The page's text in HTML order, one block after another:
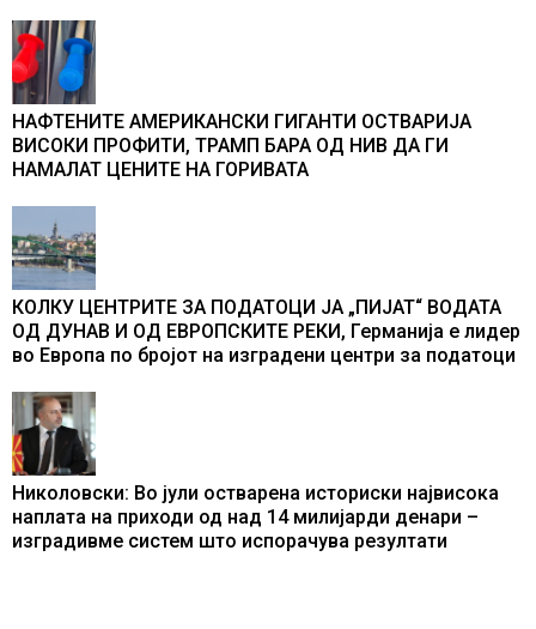
промени текот на историјата
НАФТЕНИТЕ АМЕРИКАНСКИ ГИГАНТИ ОСТВАРИЈА
ВИСОКИ ПРОФИТИ, ТРАМП БАРА ОД НИВ ДА ГИ
НАМАЛАТ ЦЕНИТЕ НА ГОРИВАТА
КОЛКУ ЦЕНТРИТЕ ЗА ПОДАТОЦИ ЈА „ПИЈАТ“ ВОДАТА
ОД ДУНАВ И ОД ЕВРОПСКИТЕ РЕКИ, Германија е лидер
во Европа по бројот на изградени центри за податоци
Николовски: Во јули остварена историски највисока
наплата на приходи од над 14 милијарди денари –
изградивме систем што испорачува резултати